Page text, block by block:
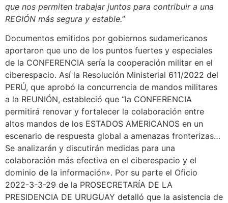
que nos permiten trabajar juntos para contribuir a una
REGIÓN más segura y estable.”
Documentos emitidos por gobiernos sudamericanos
aportaron que uno de los puntos fuertes y especiales
de la CONFERENCIA sería la cooperación militar en el
ciberespacio. Así la Resolución Ministerial 611/2022 del
PERÚ, que aprobó la concurrencia de mandos militares
a la REUNIÓN, estableció que “la CONFERENCIA
permitirá renovar y fortalecer la colaboración entre
altos mandos de los ESTADOS AMERICANOS en un
escenario de respuesta global a amenazas fronterizas…
Se analizarán y discutirán medidas para una
colaboración más efectiva en el ciberespacio y el
dominio de la información». Por su parte el Oficio
2022-3-3-29 de la PROSECRETARÍA DE LA
PRESIDENCIA DE URUGUAY detalló que la asistencia de